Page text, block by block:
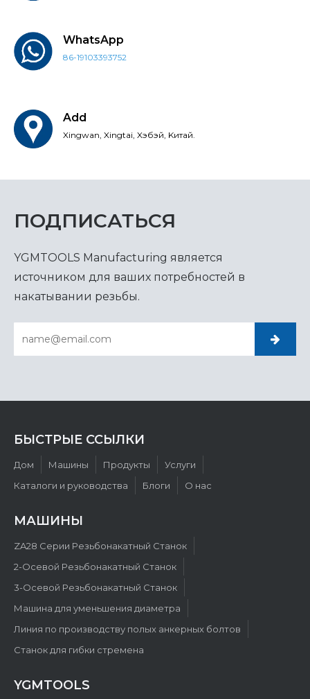
WhatsApp
86-19103393752
Add
Xingwan, Xingtai, Xэбэй, Kитай.
ПОДПИСАТЬСЯ
YGMTOOLS Manufacturing является
источником для ваших потребностей в
накатывании резьбы.
БЫСТРЫЕ ССЫЛКИ
Дом Машины Продукты
Услуги
Каталоги и руководства
Блоги О нас
МАШИНЫ
ZA28 Cерии Резьбонакатный Cтанок
2-Oсевой Резьбонакатный Cтанок
3-Oсевой Резьбонакатный Cтанок
Машина для уменьшения диаметра
Линия по производству полых анкерных болтов
Станок для гибки стремена
YGMTOOLS​​​​​​​